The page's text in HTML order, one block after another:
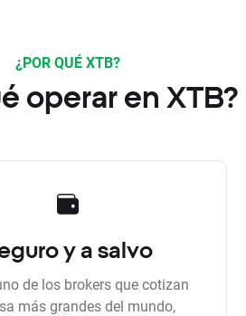
¿POR QUÉ XTB?
operar en XTB?
y a salvo
de los brokers que cotizan
más grandes del mundo,